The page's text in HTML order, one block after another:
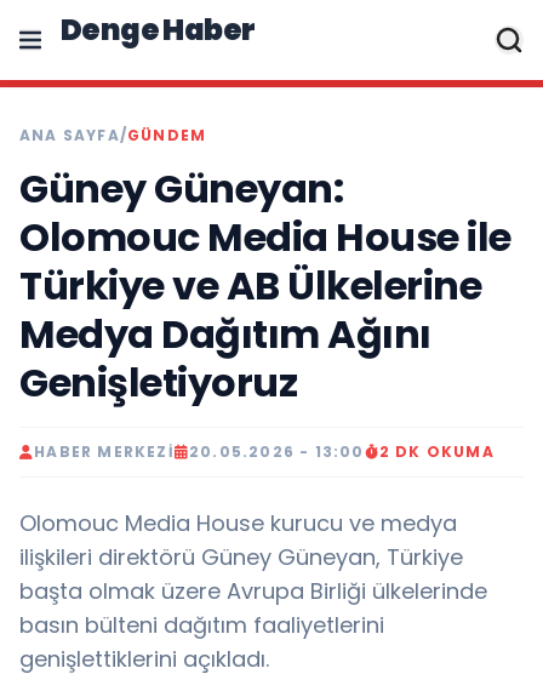
Denge Haber
ANA SAYFA/GÜNDEM
Güney Güneyan:
Olomouc Media House ile
Türkiye ve AB Ülkelerine
Medya Dağıtım Ağını
Genişletiyoruz
HABER MERKEZI 20.05.2026 - 13:00 2 DK OKUMA
Olomouc Media House kurucu ve medya
ilişkileri direktörü Güney Güneyan, Türkiye
başta olmak üzere Avrupa Birliği ülkelerinde
basın bülteni dağıtım faaliyetlerini
genişlettiklerini açıkladı.